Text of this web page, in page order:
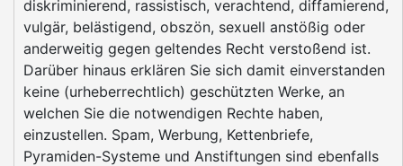
diskriminierend, rassistisch, verachtend, diffamierend,
vulgär, belästigend, obszön, sexuell anstößig oder
anderweitig gegen geltendes Recht verstoßend ist.
Darüber hinaus erklären Sie sich damit einverstanden
keine (urheberrechtlich) geschützten Werke, an
welchen Sie die notwendigen Rechte haben,
einzustellen. Spam, Werbung, Kettenbriefe,
Pyramiden-Systeme und Anstiftungen sind ebenfalls